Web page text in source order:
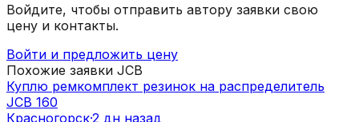
Войдите, чтобы отправить автору заявки свою
цену и контакты.
Войти и предложить цену
Похожие заявки JCB
Куплю ремкомплект резинок на распределитель
JCB 160
Красногорск·2 дн назад